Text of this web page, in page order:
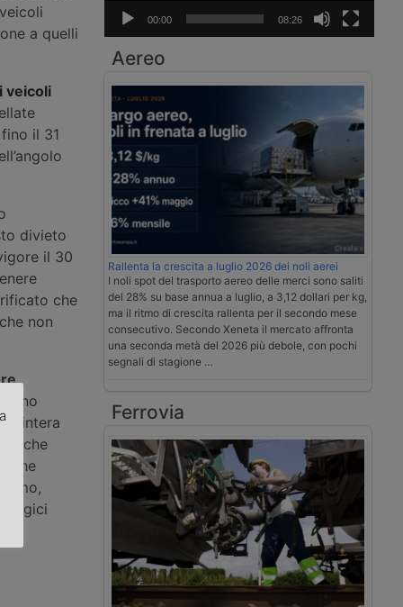
a quelli
veicoli
il 31
divieto
il 30
che
non
l’intera
che
che
00:00 08:26
Aereo
Rallenta la crescita a luglio 2026 dei noli aerei
I noli spot del trasporto aereo delle merci sono saliti
del 28% su base annua a luglio, a 3,12 dollari per kg,
ma il ritmo di crescita rallenta per il secondo mese
consecutivo. Secondo Xeneta il mercato affronta
una seconda metà del 2026 più debole, con pochi
segnali di stagione …
Ferrovia